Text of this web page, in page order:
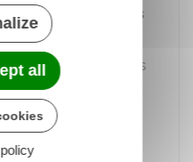
nombre de points
vous est attribuée.
dans les situations
les fonctions y
all